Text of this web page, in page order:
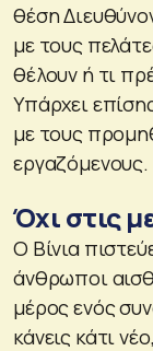
θέση
με τους
θέλουν ή τι
Υπάρχει
με τους
εργαζόμενους.
Όχι στις
Ο Βίνια
άνθρωποι
μέρος ενός
κάνεις κάτι